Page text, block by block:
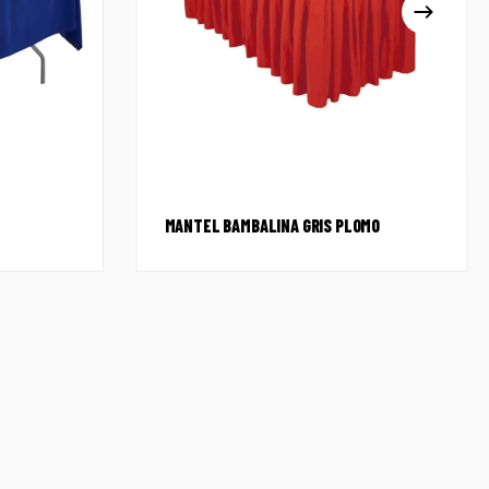
MANTEL BAMBALINA GRIS PLOMO